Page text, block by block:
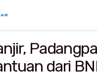
dari